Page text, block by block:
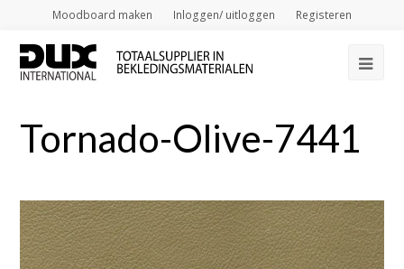
Moodboard maken Inloggen/ uitloggen Registeren
Tornado-Olive-7441